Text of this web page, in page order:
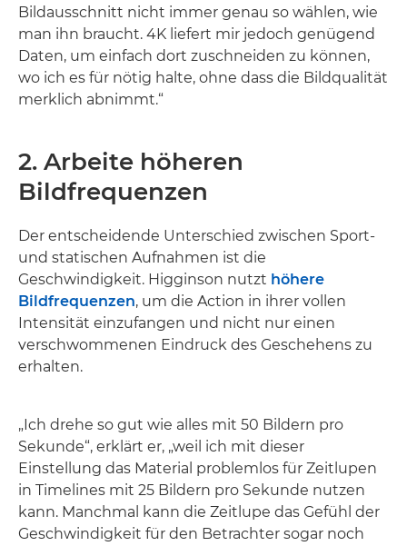
Bildausschnitt nicht immer genau so wählen, wie
man ihn braucht. 4K liefert mir jedoch genügend
Daten, um einfach dort zuschneiden zu können,
wo ich es für nötig halte, ohne dass die Bildqualität
merklich abnimmt.“
2. Arbeite höheren
Bildfrequenzen
Der entscheidende Unterschied zwischen Sport-
und statischen Aufnahmen ist die
Geschwindigkeit. Higginson nutzt höhere
Bildfrequenzen, um die Action in ihrer vollen
Intensität einzufangen und nicht nur einen
verschwommenen Eindruck des Geschehens zu
erhalten.
„Ich drehe so gut wie alles mit 50 Bildern pro
Sekunde“, erklärt er, „weil ich mit dieser
Einstellung das Material problemlos für Zeitlupen
in Timelines mit 25 Bildern pro Sekunde nutzen
kann. Manchmal kann die Zeitlupe das Gefühl der
Geschwindigkeit für den Betrachter sogar noch